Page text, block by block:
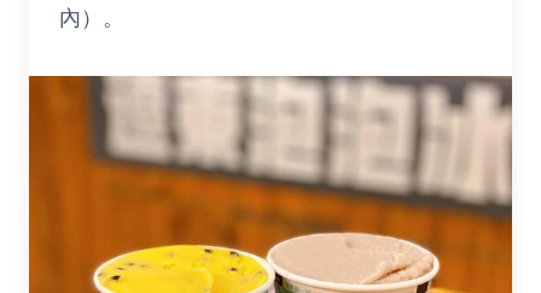
內）。